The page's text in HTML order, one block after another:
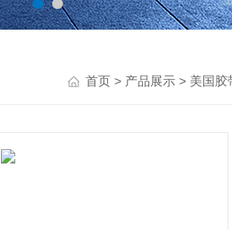
首页 > 产品展示 > 美国胶